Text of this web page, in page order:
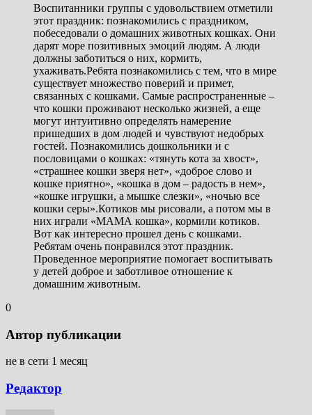
Воспитанники группы с удовольствием отметили
этот праздник: познакомились с праздником,
побеседовали о домашних животных кошках. Они
дарят море позитивных эмоций людям. А люди
должны заботиться о них, кормить,
ухаживать.Ребята познакомились с тем, что в мире
существует множество поверий и примет,
связанных с кошками. Самые распространенные –
что кошки проживают несколько жизней, а еще
могут интуитивно определять намерение
пришедших в дом людей и чувствуют недобрых
гостей. Познакомились дошкольники и с
пословицами о кошках: «тянуть кота за хвост»,
«страшнее кошки зверя нет», «доброе слово и
кошке приятно», «кошка в дом – радость в нем»,
«кошке игрушки, а мышке слезки», «ночью все
кошки серы».Котиков мы рисовали, а потом мы в
них играли «МАМА кошка», кормили котиков.
Вот как интересно прошел день с кошками.
Ребятам очень понравился этот праздник.
Проведенное мероприятие помогает воспитывать
у детей доброе и заботливое отношение к
домашним животным.
0
Автор публикации
не в сети 1 месяц
Редактор